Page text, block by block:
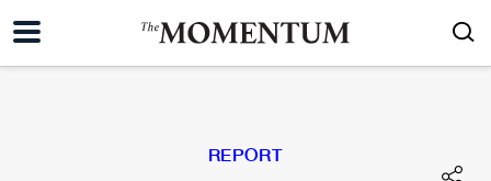
REPORT